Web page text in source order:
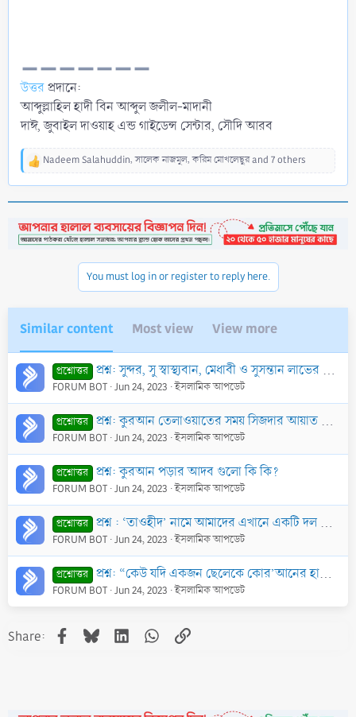
উত্তরপ্রদানে:
আব্দুল্লাহিল হাদী বিন আব্দুল জলীল-মাদানী
দাঈ, জুবাইল দাওয়াহ এন্ড গাইডেন্স সেন্টার, সৌদি আরব
R
t
i
Nadeem Salahuddin,সালেক নাজমুল,করিম মোখলেছুরand 7 others
You must log in or register to reply here.
Similar content Most view View more
প্রশ্নোত্তর প্রশ্ন: সুন্দর, সু স্বাস্থ্যবান, মেধাবী ও সুসন্তান লাভের উদ্দেশ্যে গর্ভাবস্থায় কুরআনের বিশেষ বিশেষ সূরা পড়ার আমল কি?
FORUM BOT Jun 24, 2023 ইসলামিক আপডেট
প্রশ্নোত্তর প্রশ্ন: কুরআন তেলাওয়াতের সময় সিজদার আয়াত আসলে কিভাবে সিজদা দিতে হবে?
FORUM BOT Jun 24, 2023 ইসলামিক আপডেট
প্রশ্নোত্তর প্রশ্ন: কুরআন পড়ার আদব গুলো কি কি?
FORUM BOT Jun 24, 2023 ইসলামিক আপডেট
প্রশ্নোত্তর প্রশ্ন : ‘তাওহীদ’ নামে আমাদের এখানে একটি দল কুরআন পড়িয়ে, ইমামতি করে, সরকারী চাকুরী করে বেতন নেওয়া হারাম বলে। একথার কোন সত্যতা আছে কি?
FORUM BOT Jun 24, 2023 ইসলামিক আপডেট
প্রশ্নোত্তর প্রশ্ন: “কেউ যদি একজন ছেলেকে কোর’আনের হাফেজ বানায় তাহলে সে ১০ জনকে সুপারিশ করে জান্নাতে নিয়ে যাবে।” অনুরূপভাবে হাফেযে কুরআনের পিতামাতাকে কিয়ামতের দি
FORUM BOT Jun 24, 2023 ইসলামিক আপডেট
Share: Facebook
BlueskyLinkedInWhatsApp
Link